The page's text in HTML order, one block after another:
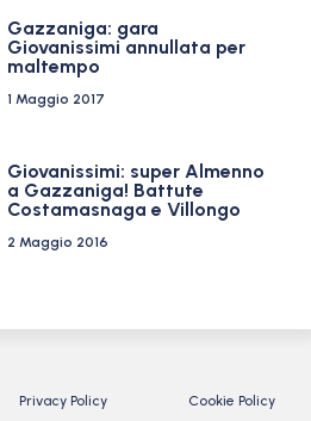
Gazzaniga: gara
Giovanissimi annullata per
maltempo
1 Maggio 2017
Giovanissimi: super Almenno
a Gazzaniga! Battute
Costamasnaga e Villongo
2 Maggio 2016
Privacy Policy Cookie Policy